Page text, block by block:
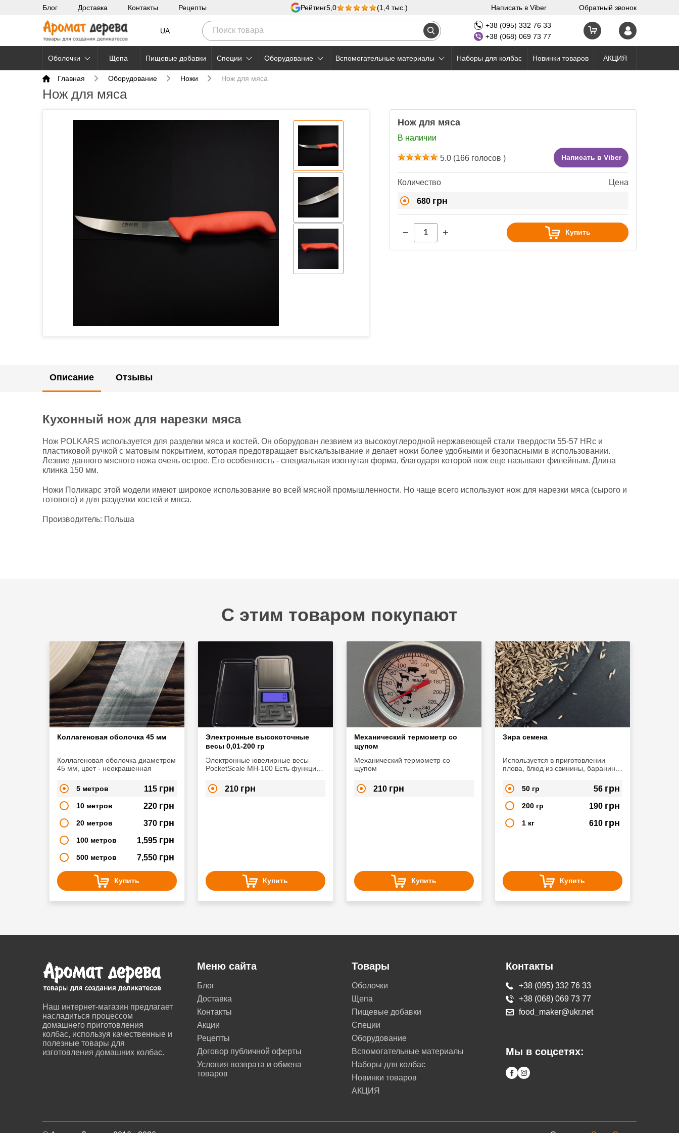
Блог Доставка Контакты Рецепты Рейтинг5,0 (1,4 тыс.) Написать в Viber Обратный звонок
UA
+38 (095) 332 76 33
+38 (068) 069 73 77
Оболочки Щепа Пищевые добавки Специи Оборудование Вспомогательные материалы Наборы для колбас Новинки товаров АКЦИЯ
Главная Оборудование Ножи Нож для мяса
Нож для мяса
Нож для мяса
В наличии
5.0 (166 голосов ) Написать в Viber
Количество Цена
680 грн
− + Купить
Описание Отзывы
Кухонный нож для нарезки мяса
Нож POLKARS используется для разделки мяса и костей. Он оборудован лезвием из высокоуглеродной нержавеющей стали твердости 55-57 HRc и
пластиковой ручкой с матовым покрытием, которая предотвращает выскальзывание и делает ножи более удобными и безопасными в использовании.
Лезвие данного мясного ножа очень острое. Его особенность - специальная изогнутая форма, благодаря которой нож еще называют филейным. Длина
клинка 150 мм.
Ножи Поликарс этой модели имеют широкое использование во всей мясной промышленности. Но чаще всего используют нож для нарезки мяса (сырого и
готового) и для разделки костей и мяса.
Производитель: Польша
С этим товаром покупают
Коллагеновая оболочка 45 мм
Коллагеновая оболочка диаметром
45 мм, цвет - неокрашенная
5 метров 115 грн
10 метров 220 грн
20 метров 370 грн
100 метров 1,595 грн
500 метров 7,550 грн
Купить
Электронные высокоточные
весы 0,01-200 гр
Электронные ювелирные весы
PocketScale MH-100 Есть функция
— 0.01 грамм Измеряемый вес —
0,01-200 г
210 грн
Купить
Механический термометр со
щупом
Механический термометр со
щупом
210 грн
Купить
Зира семена
Используется в приготовлении
плова, блюд из свинины, баранины
50 гр
56 грн
200 гр 190 грн
1 кг 610 грн
Купить
Наш интернет-магазин предлагает
насладиться процессом
домашнего приготовления
колбас, используя качественные и
полезные товары для
изготовления домашних колбас.
Меню сайта
Блог
Доставка
Контакты
Акции
Рецепты
Договор публичной оферты
Условия возврата и обмена
товаров
Товары
Оболочки
Щепа
Пищевые добавки
Специи
Оборудование
Вспомогательные материалы
Наборы для колбас
Новинки товаров
АКЦИЯ
Контакты
+38 (095) 332 76 33
+38 (068) 069 73 77
food_maker@ukr.net
Мы в соцсетях: